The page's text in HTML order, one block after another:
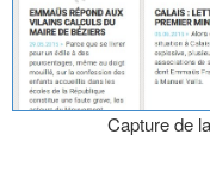
Capture de